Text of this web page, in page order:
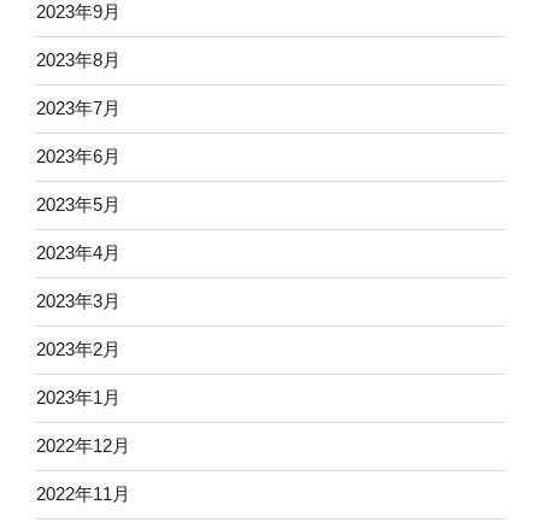
2023年9月
2023年8月
2023年7月
2023年6月
2023年5月
2023年4月
2023年3月
2023年2月
2023年1月
2022年12月
2022年11月